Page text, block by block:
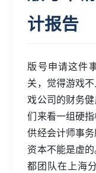
计报告
版号申请这件
关，觉得游戏
戏公司的财务
们来看一组硬
供经会计师事
资本不能是虚
都团队在上海